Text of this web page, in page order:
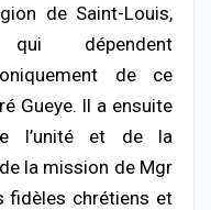
de Saint-Louis,
dépendent
de ce
Gueye. Il a ensuite
l’unité et de la
la mission de Mgr
fidèles chrétiens et